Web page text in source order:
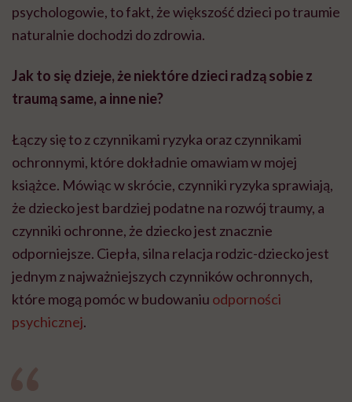
psychologowie, to fakt, że większość dzieci po traumie
naturalnie dochodzi do zdrowia.
Jak to się dzieje, że niektóre dzieci radzą sobie z
traumą same, a inne nie?
Łączy się to z czynnikami ryzyka oraz czynnikami
ochronnymi, które dokładnie omawiam w mojej
książce. Mówiąc w skrócie, czynniki ryzyka sprawiają,
że dziecko jest bardziej podatne na rozwój traumy, a
czynniki ochronne, że dziecko jest znacznie
odporniejsze. Ciepła, silna relacja rodzic-dziecko jest
jednym z najważniejszych czynników ochronnych,
które mogą pomóc w budowaniu odporności
psychicznej.